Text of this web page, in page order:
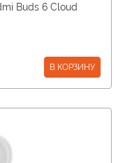
Buds 6 Cloud
В КОРЗИНУ